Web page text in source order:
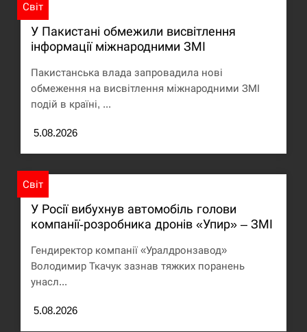
11:23
ЩЕ...
Світ
У Пакистані обмежили висвітлення
інформації міжнародними ЗМІ
Пакистанська влада запровадила нові
обмеження на висвітлення міжнародними ЗМІ
подій в країні, ...
5.08.2026
Світ
У Росії вибухнув автомобіль голови
компанії-розробника дронів «Упир» – ЗМІ
Гендиректор компанії «Уралдронзавод»
Володимир Ткачук зазнав тяжких поранень
унасл...
5.08.2026